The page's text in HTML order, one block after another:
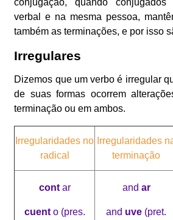
conjugação, quando
verbal e na mesma pessoa,
também as terminações, e por isso
Irregulares
Dizemos que um verbo é irregular
de suas formas ocorrem
terminação ou em ambos.
Irregularidades no
radical
Irregularidades
terminação
cont ar
cuento (pres.
and ar
and uve (pret.